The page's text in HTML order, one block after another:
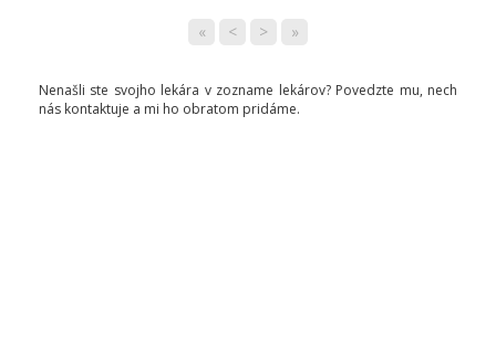
« < > »
Nenašli ste svojho lekára v zozname lekárov? Povedzte mu, nech
nás kontaktuje a mi ho obratom pridáme.